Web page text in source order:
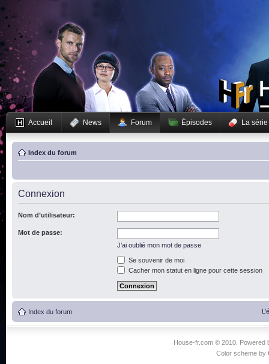
Accueil News Forum Épisodes La série
Index du forum
Connexion
Nom d’utilisateur:
Mot de passe:
J’ai oublié mon mot de passe
Se souvenir de moi
Cacher mon statut en ligne pour cette session
Index du forum
House-fr.com © 2010. Powered
Color scheme by